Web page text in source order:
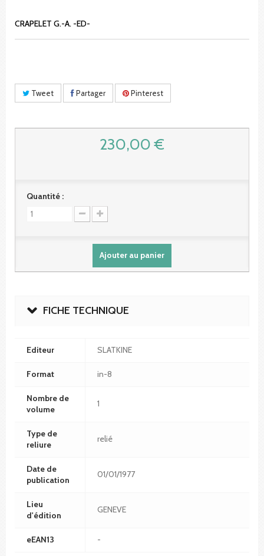
CRAPELET G.-A. -ED-
Tweet Partager Pinterest
230,00 €
Quantité :
Ajouter au panier
FICHE TECHNIQUE
Editeur SLATKINE
Format in-8
Nombre de
volume
1
Type de
reliure
relié
Date de
publication
01/01/1977
Lieu
d'édition
GENEVE
eEAN13 -